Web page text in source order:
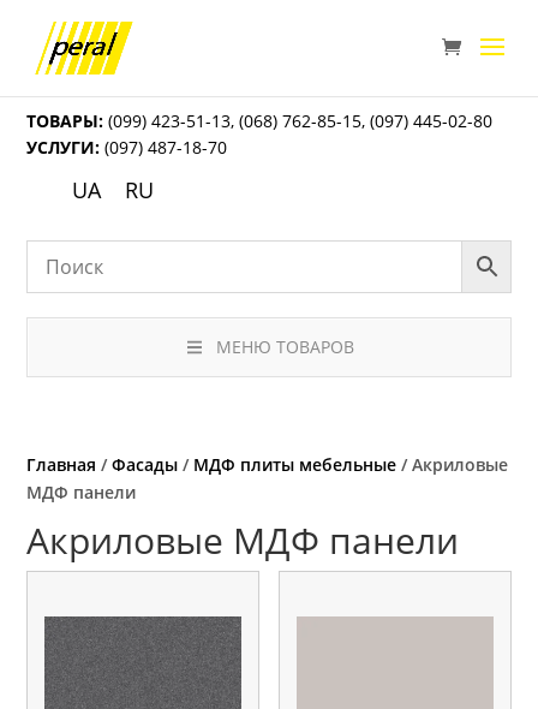
ТОВАРЫ: (099) 423-51-13,(068) 762-85-15,(097) 445-02-80
УСЛУГИ: (097) 487-18-70
UA RU
МЕНЮ ТОВАРОВ
Главная /Фасады / МДФ плиты мебельные / Акриловые
МДФ панели
Акриловые МДФ панели